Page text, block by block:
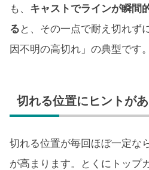
も、 キャストでラインが瞬間
る と、その一点で耐え切れ
因不明の高切れ」の典型です。
切れる位置にヒントが
切れる位置が毎回ほぼ一定な
が高まります。とくにトップ